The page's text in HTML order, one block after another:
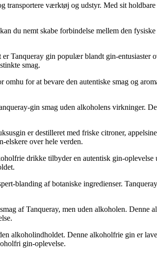
transportere værktøj og udstyr. Med sit
du nemt skabe forbindelse mellem den
Tanqueray gin populær blandt gin-entusiaster
smag.
for at bevare den autentiske smag og
gin smag uden alkoholens virkninger.
er destilleret med friske citroner,
elskere over hele verden.
drikke tilbyder en autentisk gin-
blanding af botaniske ingredienser.
af Tanqueray, men uden alkoholen. Denne
alkoholindholdet. Denne alkoholfrie gin er
gin-oplevelse.